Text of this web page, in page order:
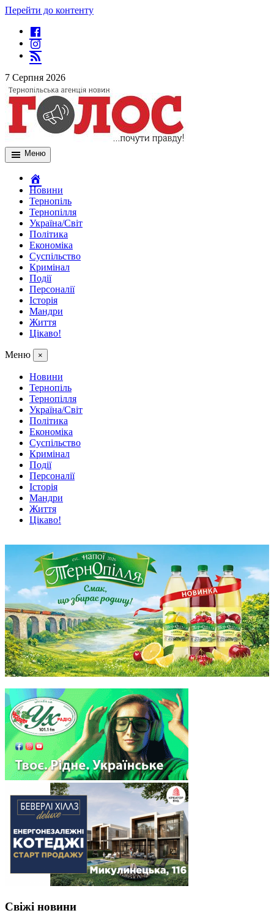
Перейти до контенту
7 Серпня 2026
Меню
Новини
Тернопіль
Тернопілля
Україна/Світ
Політика
Економіка
Суспільство
Кримінал
Події
Персоналії
Історія
Мандри
Життя
Цікаво!
Меню ×
Новини
Тернопіль
Тернопілля
Україна/Світ
Політика
Економіка
Суспільство
Кримінал
Події
Персоналії
Історія
Мандри
Життя
Цікаво!
Свіжі новини